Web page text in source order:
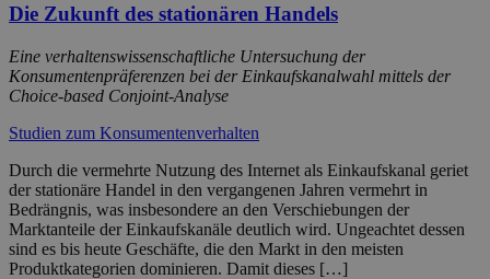
Die Zukunft des stationären Handels
Eine verhaltenswissenschaftliche Untersuchung der
Konsumentenpräferenzen bei der Einkaufskanalwahl mittels der
Choice-based Conjoint-Analyse
Studien zum Konsumentenverhalten
Durch die vermehrte Nutzung des Internet als Einkaufskanal geriet
der stationäre Handel in den vergangenen Jahren vermehrt in
Bedrängnis, was insbesondere an den Verschiebungen der
Marktanteile der Einkaufskanäle deutlich wird. Ungeachtet dessen
sind es bis heute Geschäfte, die den Markt in den meisten
Produktkategorien dominieren. Damit dieses […]